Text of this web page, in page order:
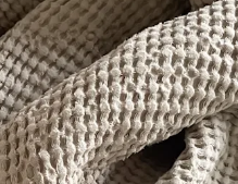
2 149 kr